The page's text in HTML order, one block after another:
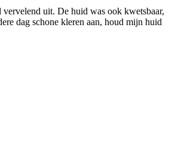
uit. De huid was ook kwetsbaar,
dag schone kleren aan, houd mijn huid